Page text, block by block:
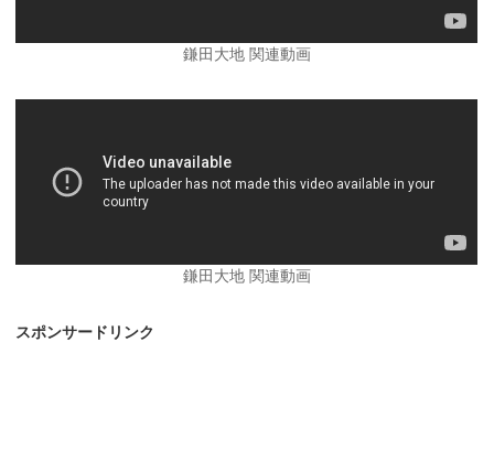
鎌田大地 関連動画
鎌田大地 関連動画
スポンサードリンク